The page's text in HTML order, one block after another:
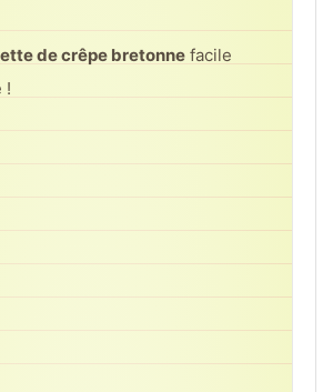
de crêpe bretonne facile
!